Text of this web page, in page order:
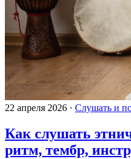
22 апреля 2026 · Слушать и
Как слушать
ритм, тембр,